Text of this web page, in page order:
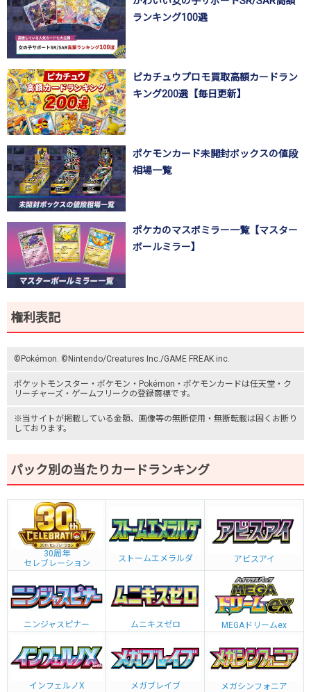
ランキング100選
ピカチュウプロモ買取高額カードラン
キング200選【毎日更新】
ポケモンカード未開封ボックスの値段
相場一覧
ポケカのマスボミラー一覧【マスター
ボールミラー】
権利表記
©Pokémon. ©Nintendo/Creatures Inc./GAME FREAK inc.
ポケットモンスター ・ポケモン・Pokémon・ ポケモンカードは任天堂・ ク
リーチャーズ ・ ゲームフリークの登録商標です。
※当サイトが掲載している金額、画像等の無断使用・無断転載は固くお断り
しております。
パック別の当たりカードランキング
30周年
セレブレーション
ストームエメラルダ アビスアイ
ニンジャスピナー ムニキスゼロ MEGAドリームex
インフェルノX メガブレイブ メガシンフォニア